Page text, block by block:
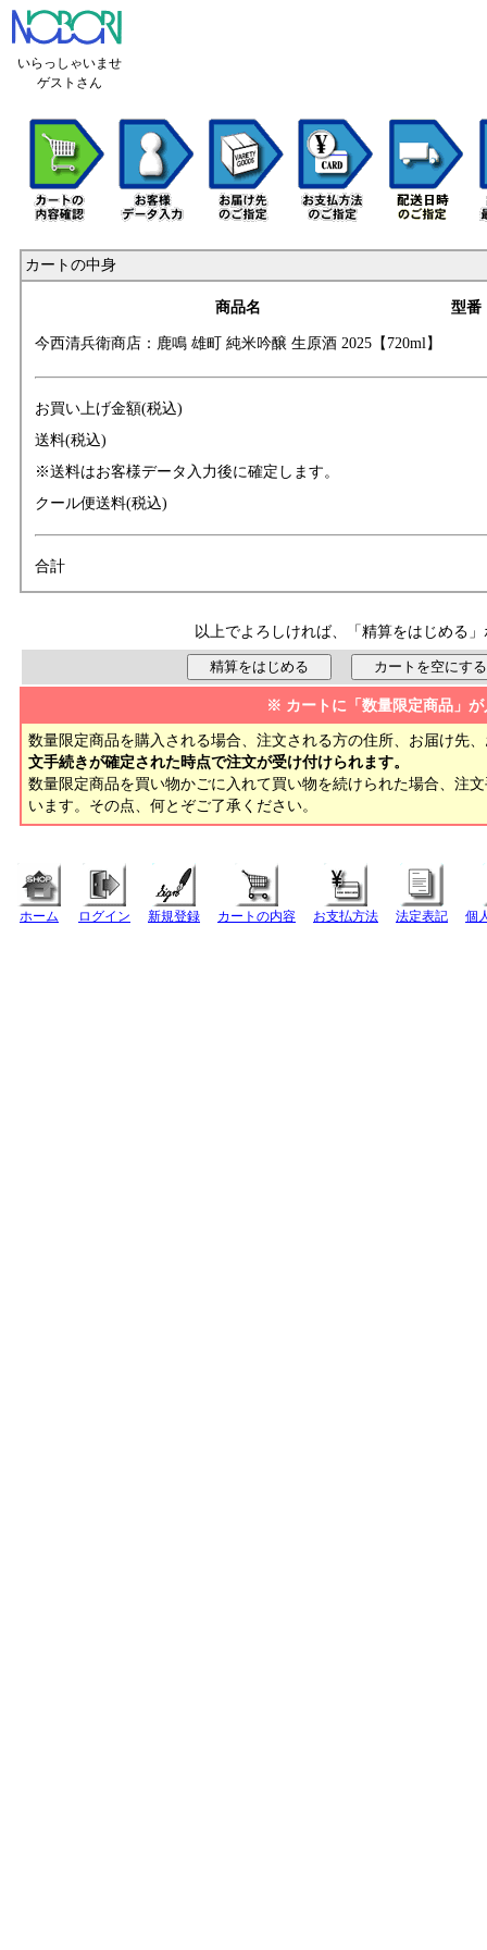
いらっしゃいませ
ゲストさん
カートの中身
商品名 型番
今西清兵衛商店： 鹿鳴 雄町 純米吟醸 生原酒 2025【 720ml】
お買い上げ金額(税込)
送料(税込)
※送料はお客様データ入力後に確定します。
クール便送料(税込)
合計
以上でよろしければ、「精算をはじめる
※ カートに「数量限定商品」
数量限定商品を購入される場合、注文される方の住所、お届け先
文手続きが確定された時点で注文が受け付けられます。
数量限定商品を買い物かごに入れて買い物を続けられた場合、注
います。その点、何とぞご了承ください。
ホーム ログイン 新規登録 カートの内容 お支払方法 法定表記 個